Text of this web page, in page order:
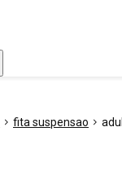
fita suspensao